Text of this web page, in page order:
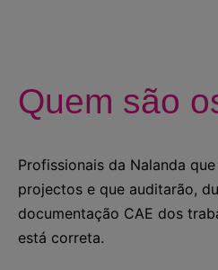
Quem são
Profissionais da Nalanda
projectos e que auditarão,
documentação CAE dos
está correta.